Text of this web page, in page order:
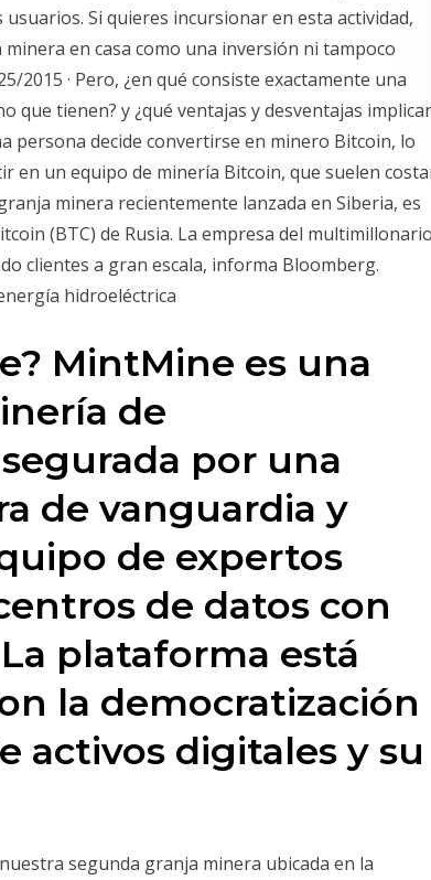
Si quieres incursionar en esta actividad,
en casa como una inversión ni tampoco
2015 · Pero, ¿en qué consiste exactamente una
que tienen? y ¿qué ventajas y desventajas
persona decide convertirse en minero Bitcoin, lo
en un equipo de minería Bitcoin, que suelen
minera recientemente lanzada en Siberia, es
(BTC) de Rusia. La empresa del multimillonario
clientes a gran escala, informa Bloomberg.
hidroeléctrica
MintMine es una
de
por una
de vanguardia y
de expertos
de datos con
plataforma está
la democratización
activos digitales y su
segunda granja minera ubicada en la